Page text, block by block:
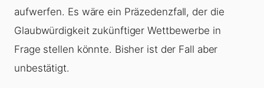
aufwerfen. Es wäre ein Präzedenzfall, der die
Glaubwürdigkeit zukünftiger Wettbewerbe in
Frage stellen könnte. Bisher ist der Fall aber
unbestätigt.